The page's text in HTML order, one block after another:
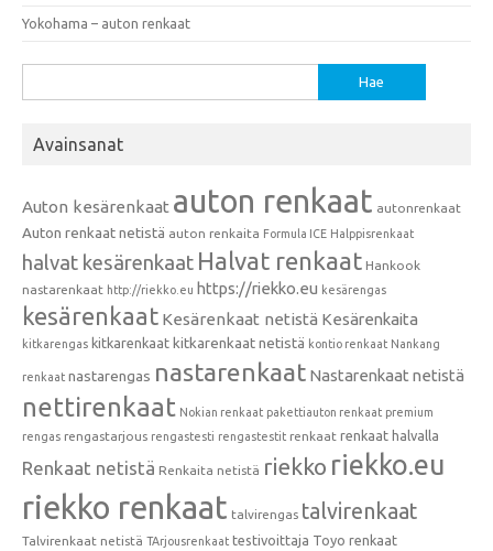
Yokohama – auton renkaat
Avainsanat
Auton kesärenkaat auton renkaat autonrenkaat
Auton renkaat netistä auton renkaita Formula ICE Halppisrenkaat
halvat kesärenkaat Halvat renkaat Hankook
nastarenkaat http://riekko.eu https://riekko.eu kesärengas
kesärenkaat Kesärenkaat netistä Kesärenkaita
kitkarengas kitkarenkaat kitkarenkaat netistä kontio renkaat Nankang
renkaat nastarengas nastarenkaat Nastarenkaat netistä
nettirenkaat Nokian renkaat pakettiauton renkaat premium
rengas rengastarjous rengastesti rengastestit renkaat renkaat halvalla
Renkaat netistä Renkaita netistä riekko riekko.eu
riekko renkaat talvirengas talvirenkaat
Talvirenkaat netistä TArjousrenkaat testivoittaja Toyo renkaat